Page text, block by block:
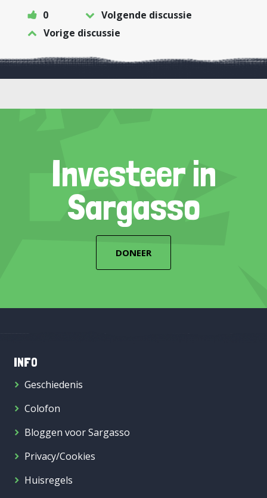
0
Volgende discussie
Vorige discussie
Investeer in
Sargasso
DONEER
INFO
Geschiedenis
Colofon
Bloggen voor Sargasso
Privacy/Cookies
Huisregels